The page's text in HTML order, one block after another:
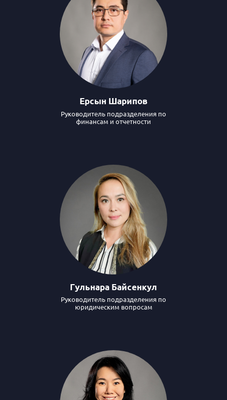
Ерсын Шарипов
Руководитель подразделения по
финансам и отчетности
Гульнара Байсенкул
Руководитель подразделения по
юридическим вопросам